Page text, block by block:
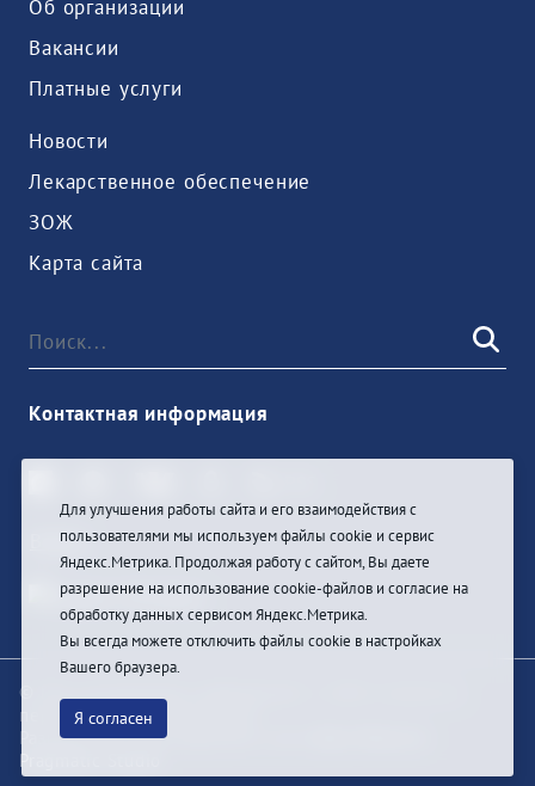
Об организации
Вакансии
Платные услуги
Новости
Лекарственное обеспечение
ЗОЖ
Карта сайта
Контактная информация
Войти
© При цитировании информации с сайта ссылка на
первоисточник обязательна
Разработка и техподдержка сайта
Pragmatic Studio
Для улучшения работы сайта и его взаимодействия с
пользователями мы используем файлы cookie и сервис
Яндекс.Метрика. Продолжая работу с сайтом, Вы даете
разрешение на использование cookie-файлов и согласие на
обработку данных сервисом Яндекс.Метрика.
Вы всегда можете отключить файлы cookie в настройках
Вашего браузера.
Я согласен